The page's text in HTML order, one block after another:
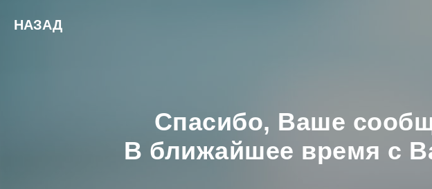
НАЗАД
Спасибо, Ваше
В ближайшее время с